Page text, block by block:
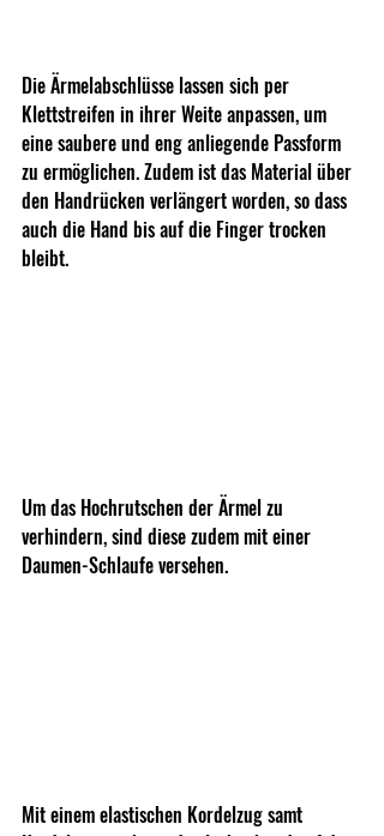
Die Ärmelabschlüsse lassen sich per
Klettstreifen in ihrer Weite anpassen, um
eine saubere und eng anliegende Passform
zu ermöglichen. Zudem ist das Material über
den Handrücken verlängert worden, so dass
auch die Hand bis auf die Finger trocken
bleibt.
Um das Hochrutschen der Ärmel zu
verhindern, sind diese zudem mit einer
Daumen-Schlaufe versehen.
Mit einem elastischen Kordelzug samt